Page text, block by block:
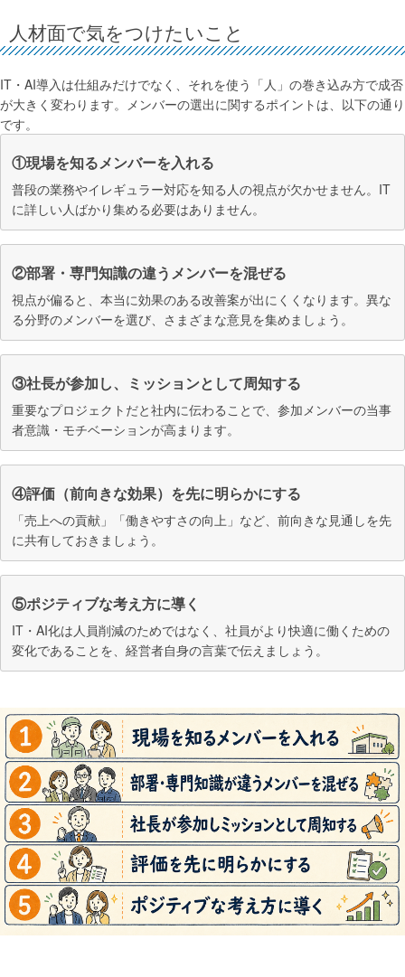
人材面で気をつけたいこと
IT・AI導入は仕組みだけでなく、それを使う「人」の巻き込み方で成否
が大きく変わります。メンバーの選出に関するポイントは、以下の通り
です。
①現場を知るメンバーを入れる
普段の業務やイレギュラー対応を知る人の視点が欠かせません。IT
に詳しい人ばかり集める必要はありません。
②部署・専門知識の違うメンバーを混ぜる
視点が偏ると、本当に効果のある改善案が出にくくなります。異な
る分野のメンバーを選び、さまざまな意見を集めましょう。
③社長が参加し、ミッションとして周知する
重要なプロジェクトだと社内に伝わることで、参加メンバーの当事
者意識・モチベーションが高まります。
④評価（前向きな効果）を先に明らかにする
「売上への貢献」「働きやすさの向上」など、前向きな見通しを先
に共有しておきましょう。
⑤ポジティブな考え方に導く
IT・AI化は人員削減のためではなく、社員がより快適に働くための
変化であることを、経営者自身の言葉で伝えましょう。